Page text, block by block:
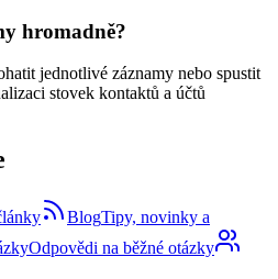
hromadně?
jednotlivé záznamy nebo spustit
stovek kontaktů a účtů
BlogTipy, novinky a
Odpovědi na běžné otázky